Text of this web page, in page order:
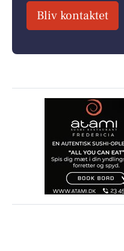
Bliv kontaktet